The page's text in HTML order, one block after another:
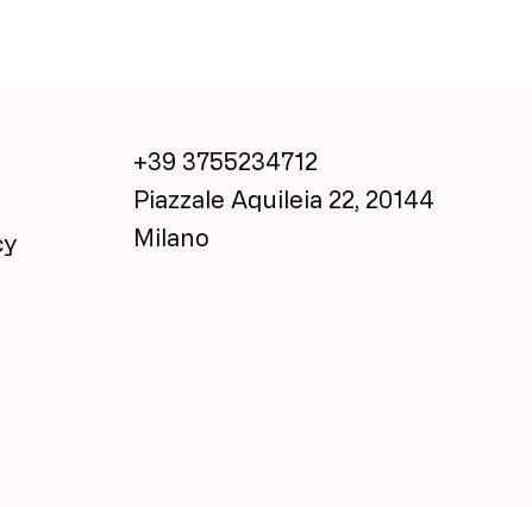
+39 3755234712
Piazzale Aquileia 22, 20144
Milano